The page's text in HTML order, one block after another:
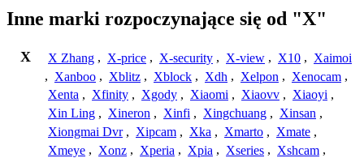
Inne marki rozpoczynające się od "X"
X X Zhang , X-price , X-security , X-view , X10 , Xaimoi
, Xanboo , Xblitz , Xblock , Xdh , Xelpon , Xenocam ,
Xenta , Xfinity , Xgody , Xiaomi , Xiaovv , Xiaoyi ,
Xin Ling , Xineron , Xinfi , Xingchuang , Xinsan ,
Xiongmai Dvr , Xipcam , Xka , Xmarto , Xmate ,
Xmeye , Xonz , Xperia , Xpia , Xseries , Xshcam ,